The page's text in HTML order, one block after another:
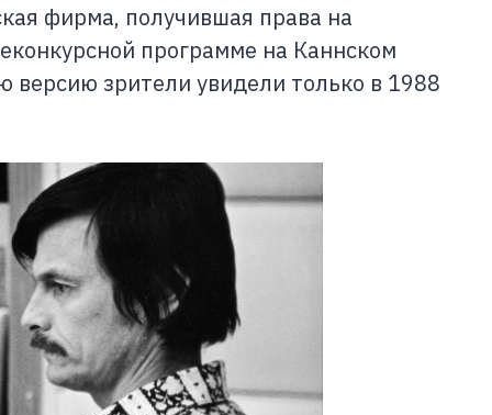
фирма, получившая права на
программе на Каннском
зрители увидели только в 1988